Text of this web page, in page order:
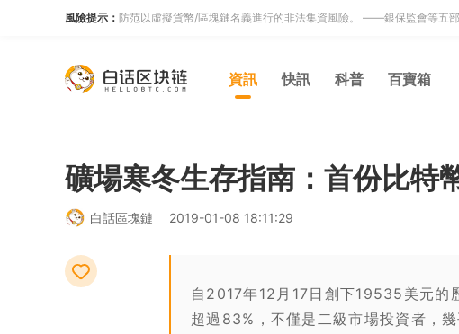
風險提示： 防范以虛擬貨幣/區塊鏈名義進行的非法集資風險。 ——銀保監會等五
資訊 快訊 科普 百寶箱
礦場寒冬生存指南：首份比特
白話區塊鏈 2019-01-08 18:11:29
自2017年12月17日創下19535美元的
超過83%，不僅是二級市場投資者，